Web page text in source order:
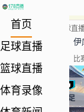
首页
足球直播
篮球直播
体育录像
当前位置: 足球直
伊
比
伊库伊奎女足